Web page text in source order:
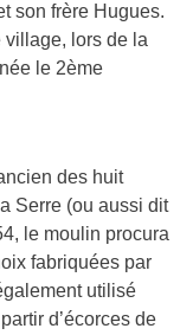
son frère Hugues.
village, lors de la
le 2ème
des huit
Serre (ou aussi dit
le moulin procura
fabriquées par
utilisé
d’écorces de